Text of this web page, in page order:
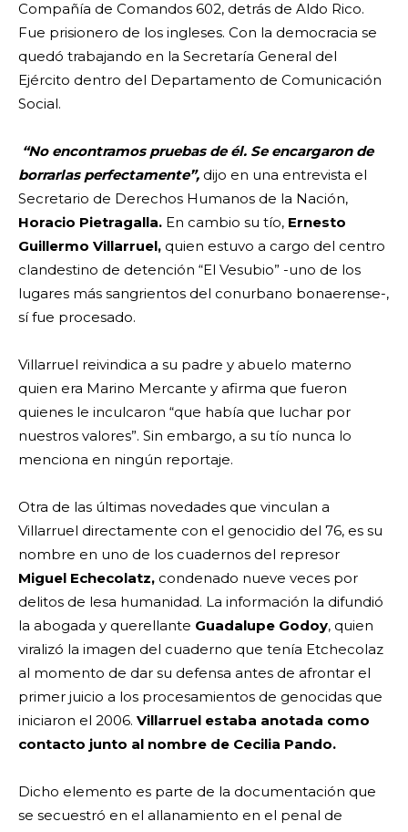
Compañía de Comandos 602, detrás de Aldo Rico.
Fue prisionero de los ingleses. Con la democracia se
quedó trabajando en la Secretaría General del
Ejército dentro del Departamento de Comunicación
Social.
“No encontramos pruebas de él. Se encargaron de
borrarlas perfectamente”, dijo en una entrevista el
Secretario de Derechos Humanos de la Nación,
Horacio Pietragalla. En cambio su tío, Ernesto
Guillermo Villarruel, quien estuvo a cargo del centro
clandestino de detención “El Vesubio” -uno de los
lugares más sangrientos del conurbano bonaerense-,
sí fue procesado.
Villarruel reivindica a su padre y abuelo materno
quien era Marino Mercante y afirma que fueron
quienes le inculcaron “que había que luchar por
nuestros valores”. Sin embargo, a su tío nunca lo
menciona en ningún reportaje.
Otra de las últimas novedades que vinculan a
Villarruel directamente con el genocidio del 76, es su
nombre en uno de los cuadernos del represor
Miguel Echecolatz, condenado nueve veces por
delitos de lesa humanidad. La información la difundió
la abogada y querellante Guadalupe Godoy, quien
viralizó la imagen del cuaderno que tenía Etchecolaz
al momento de dar su defensa antes de afrontar el
primer juicio a los procesamientos de genocidas que
iniciaron el 2006. Villarruel estaba anotada como
contacto junto al nombre de Cecilia Pando.
Dicho elemento es parte de la documentación que
se secuestró en el allanamiento en el penal de